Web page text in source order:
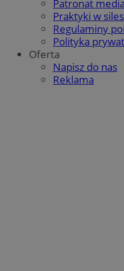
Patronat
Praktyki w
Regulaminy
Polityka
Oferta
Napisz do nas
Reklama
QeSessID